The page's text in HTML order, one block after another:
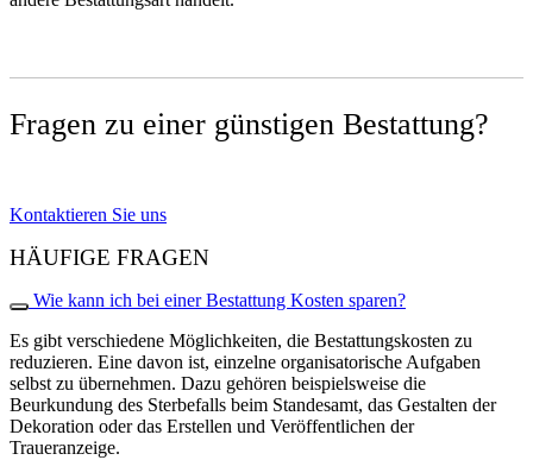
Fragen zu einer günstigen Bestattung?
Kontaktieren Sie uns
HÄUFIGE FRAGEN
Wie kann ich bei einer Bestattung Kosten sparen?
Es gibt verschiedene Möglichkeiten, die Bestattungskosten zu
reduzieren. Eine davon ist, einzelne organisatorische Aufgaben
selbst zu übernehmen. Dazu gehören beispielsweise die
Beurkundung des Sterbefalls beim Standesamt, das Gestalten der
Dekoration oder das Erstellen und Veröffentlichen der
Traueranzeige.